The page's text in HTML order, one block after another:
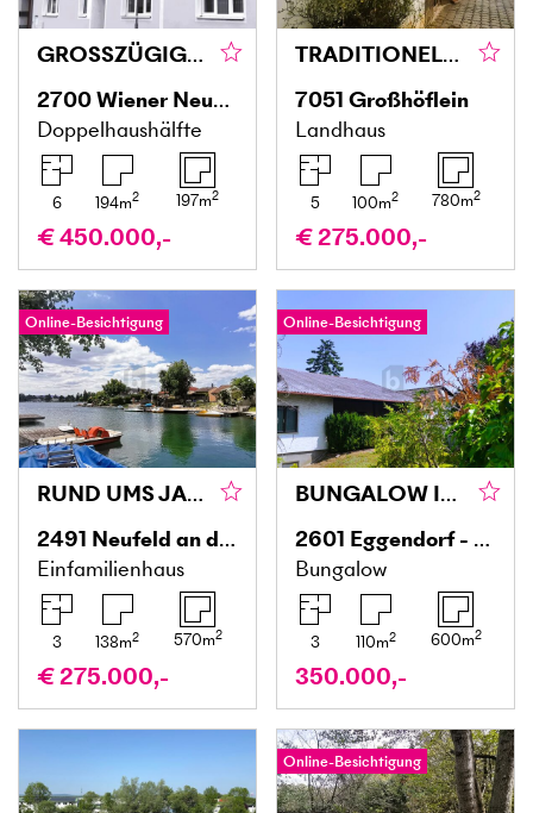
GROSSZÜGIGER FAMILIENHIT - FÜNF SCHLAFZIMMER - BALKON UND KLEINER GARTEN
2700Wiener Neustadt
Doppelhaushälfte
6 194m2 197m2
€ 450.000,-
TRADITIONELLER STRECKHOF MIT GARTEN, SCHEUNE UND ZWEITER ZUFAHRT - BAURESERVE
7051 Großhöflein
Landhaus
5 100m2 780m2
€ 275.000,-
Online-Besichtigung
RUND UMS JAHR AM SEE
2491 Neufeld an der Leitha
Einfamilienhaus
3 138m2 570m2
€ 275.000,-
Online-Besichtigung
BUNGALOW IN VERKEHRSBERUHIGTER SIEDLUNG
2601 Eggendorf - Siedlung Maria Theresia
Bungalow
3 110m2 600m2
350.000,-
Online-Besichtigung